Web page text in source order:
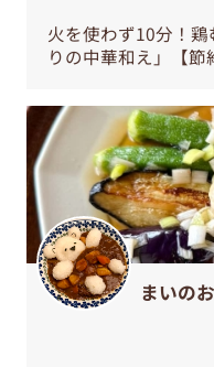
火を使わず10分！
りの中華和え」【節
まいの